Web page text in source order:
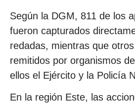
Según la DGM, 811 de los
fueron capturados
redadas, mientras que
remitidos por organismos
ellos el Ejército y la Policía
En la región Este, las